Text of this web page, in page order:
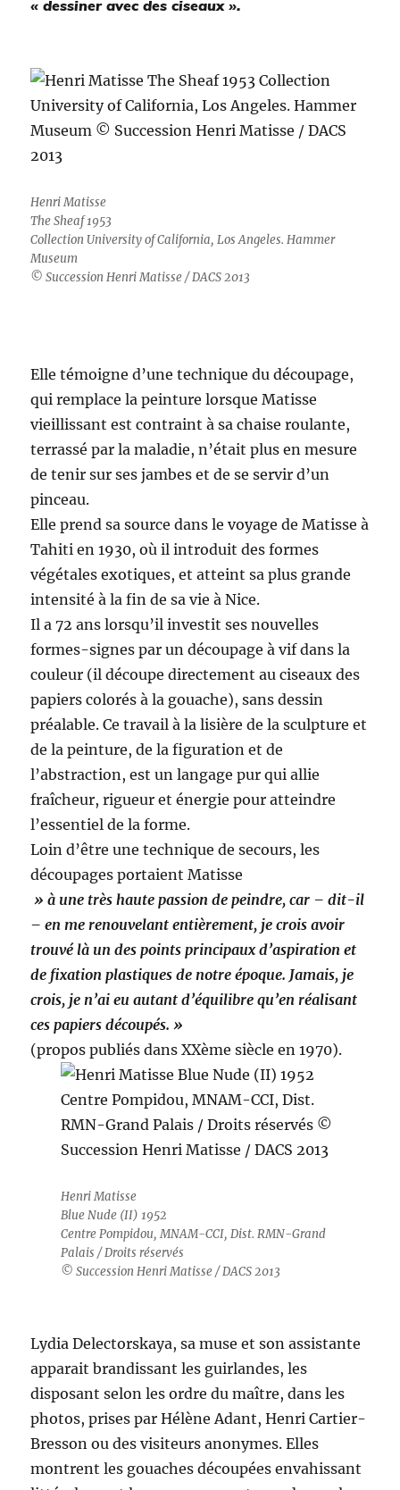
« dessiner avec des ciseaux ».
Henri Matisse
The Sheaf 1953
Collection University of California, Los Angeles. Hammer
Museum
© Succession Henri Matisse / DACS 2013
Elle témoigne d’une technique du découpage,
qui remplace la peinture lorsque Matisse
vieillissant est contraint à sa chaise roulante,
terrassé par la maladie, n’était plus en mesure
de tenir sur ses jambes et de se servir d’un
pinceau.
Elle prend sa source dans le voyage de Matisse à
Tahiti en 1930, où il introduit des formes
végétales exotiques, et atteint sa plus grande
intensité à la fin de sa vie à Nice.
Il a 72 ans lorsqu’il investit ses nouvelles
formes-signes par un découpage à vif dans la
couleur (il découpe directement au ciseaux des
papiers colorés à la gouache), sans dessin
préalable. Ce travail à la lisière de la sculpture et
de la peinture, de la figuration et de
l’abstraction, est un langage pur qui allie
fraîcheur, rigueur et énergie pour atteindre
l’essentiel de la forme.
Loin d’être une technique de secours, les
découpages portaient Matisse
» à une très haute passion de peindre, car – dit-il
– en me renouvelant entièrement, je crois avoir
trouvé là un des points principaux d’aspiration et
de fixation plastiques de notre époque. Jamais, je
crois, je n’ai eu autant d’équilibre qu’en réalisant
ces papiers découpés. »
(propos publiés dans XXème siècle en 1970).
Henri Matisse
Blue Nude (II) 1952
Centre Pompidou, MNAM-CCI, Dist. RMN-Grand
Palais / Droits réservés
© Succession Henri Matisse / DACS 2013
Lydia Delectorskaya, sa muse et son assistante
apparait brandissant les guirlandes, les
disposant selon les ordre du maître, dans les
photos, prises par Hélène Adant, Henri Cartier-
Bresson ou des visiteurs anonymes. Elles
montrent les gouaches découpées envahissant